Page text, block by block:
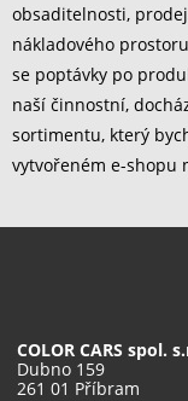
obsaditelnosti,
nákladového
se poptávky po
naší činnostní,
sortimentu, který
vytvořeném e-shopu
COLOR CARS spol.
Dubno 159
261 01 Příbram